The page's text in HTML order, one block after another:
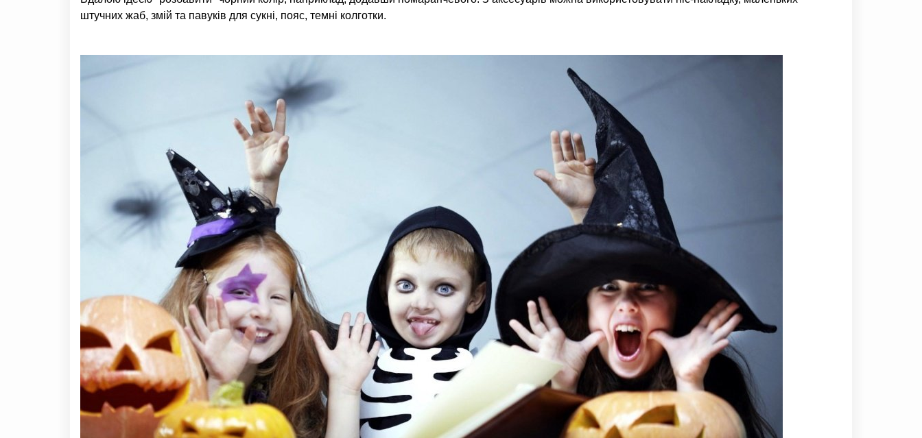
штучних жаб, змій та павуків для сукні, пояс, темні колготки.